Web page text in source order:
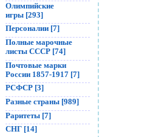
Олимпийские
игры [293]
Персоналии [7]
Полные марочные
листы СССР [74]
Почтовые марки
России 1857-1917 [7]
РСФСР [3]
Разные страны [989]
Раритеты [7]
СНГ [14]